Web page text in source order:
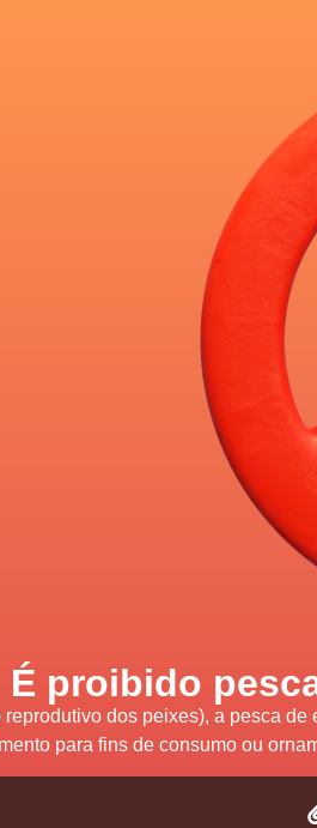
É proibido
dos peixes), a pesca de
para fins de consumo ou